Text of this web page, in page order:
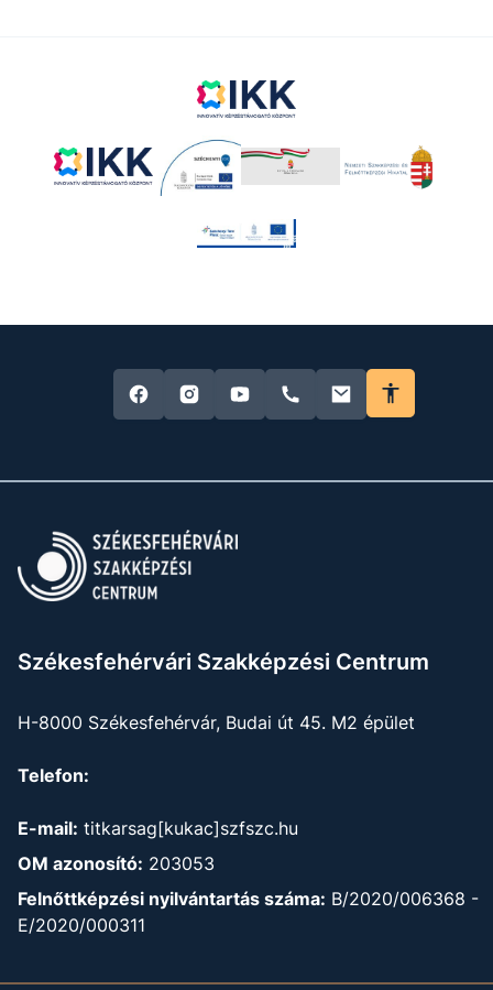
Székesfehérvári Szakképzési Centrum
H-8000 Székesfehérvár, Budai út 45. M2 épület
Telefon:
E-mail: titkarsag[kukac]szfszc.hu
OM azonosító: 203053
Felnőttképzési nyilvántartás száma: B/2020/006368 -
E/2020/000311